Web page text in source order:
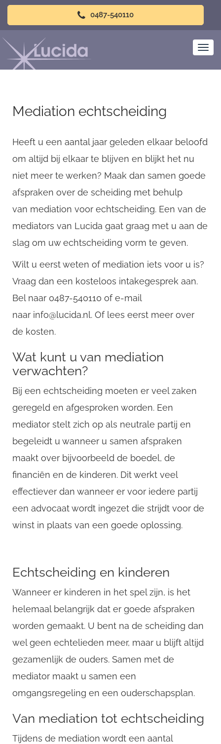
0487-540110
Mediation echtscheiding
Heeft u een aantal jaar geleden elkaar beloofd
om altijd bij elkaar te blijven en blijkt het nu
niet meer te werken? Maak dan samen goede
afspraken over de scheiding met behulp
van mediation voor echtscheiding. Een van de
mediators van Lucida gaat graag met u aan de
slag om uw echtscheiding vorm te geven.
Wilt u eerst weten of mediation iets voor u is?
Vraag dan een kosteloos intakegesprek aan.
Bel naar 0487-540110 of e-mail
naar info@lucida.nl. Of lees eerst meer over
de kosten.
Wat kunt u van mediation
verwachten?
Bij een echtscheiding moeten er veel zaken
geregeld en afgesproken worden. Een
mediator stelt zich op als neutrale partij en
begeleidt u wanneer u samen afspraken
maakt over bijvoorbeeld de boedel, de
financiën en de kinderen. Dit werkt veel
effectiever dan wanneer er voor iedere partij
een advocaat wordt ingezet die strijdt voor de
winst in plaats van een goede oplossing.
Echtscheiding en kinderen
Wanneer er kinderen in het spel zijn, is het
helemaal belangrijk dat er goede afspraken
worden gemaakt. U bent na de scheiding dan
wel geen echtelieden meer, maar u blijft altijd
gezamenlijk de ouders. Samen met de
mediator maakt u samen een
omgangsregeling en een ouderschapsplan.
Van mediation tot echtscheiding
Tijdens de mediation wordt een aantal